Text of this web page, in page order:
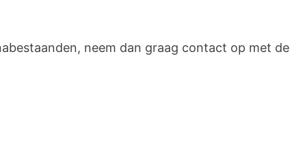
neem dan graag contact op met de